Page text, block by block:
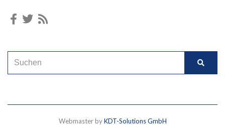
Webmaster byKDT-Solutions GmbH